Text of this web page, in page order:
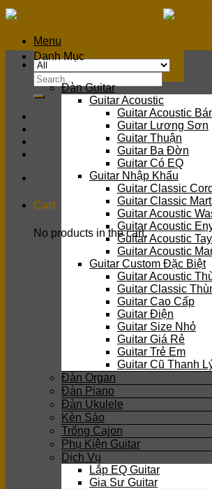
Skip
to
contentMenu
Search
for:
Cart
No products in the cart.
Danh Mục
Đàn Guitar
Guitar Acoustic
Guitar Acoustic
Guitar Lương Sơn
Guitar Thuận
Guitar Ba Đờn
Guitar Có EQ
Guitar Nhập Khẩu
Guitar Classic
Guitar Classic
Guitar Acoustic
Guitar Acoustic
Guitar Acoustic
Guitar Acoustic
Guitar Custom Đặc Biệt
Guitar Acoustic
Guitar Classic
Guitar Cao Cấp
Guitar Điện
Guitar Size Nhỏ
Guitar Giá Rẻ
Guitar Trẻ Em
Guitar Cũ Thanh
Đàn Organ
Đàn Piano
Đàn Ukulele
Kèn Sáo
Trống Cajon
Phụ Kiện Guitar
Dịch Vụ
Lắp EQ Guitar
Gia Sư Guitar